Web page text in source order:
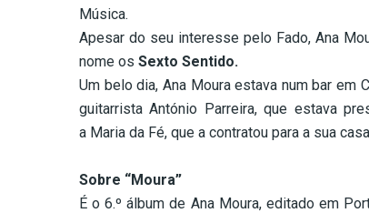
Música.
Apesar do seu interesse pelo Fado, Ana
nome os Sexto Sentido.
Um belo dia, Ana Moura estava num bar em
guitarrista António Parreira, que estava
a Maria da Fé, que a contratou para a sua
Sobre “Moura”
É o 6.º álbum de Ana Moura, editado em